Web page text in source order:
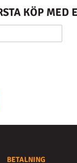
KÖP MED
BETALNING